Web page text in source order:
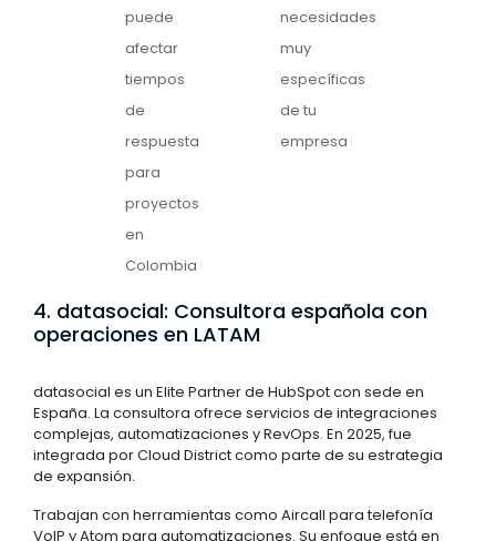
puede
afectar
tiempos
de
respuesta
para
proyectos
en
Colombia
necesidades
muy
específicas
de tu
empresa
4. datasocial: Consultora española con
operaciones en LATAM
datasocial es un Elite Partner de HubSpot con sede en
España. La consultora ofrece servicios de integraciones
complejas, automatizaciones y RevOps. En 2025, fue
integrada por Cloud District como parte de su estrategia
de expansión.
Trabajan con herramientas como Aircall para telefonía
VoIP y Atom para automatizaciones. Su enfoque está en